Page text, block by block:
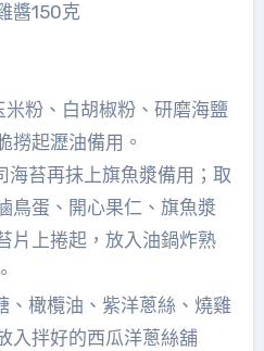
醬150克
粉、白胡椒粉、研磨海鹽
撈起瀝油備用。
海苔再抹上旗魚漿備用；取
鳥蛋、開心果仁、旗魚漿
片上捲起，放入油鍋炸熟
、橄欖油、紫洋蔥絲、燒雞
入拌好的西瓜洋蔥絲舖